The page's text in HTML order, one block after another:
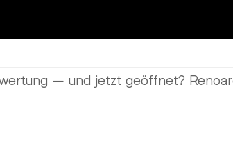
– und jetzt geöffnet?